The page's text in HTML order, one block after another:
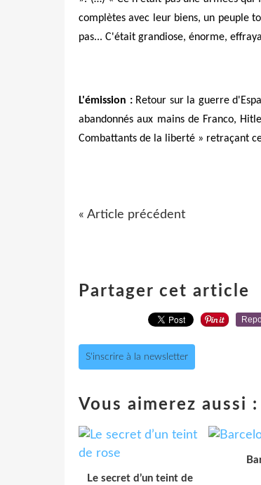
complètes avec leur biens, un peuple
pas... C'était grandiose, énorme,
L'émission : Retour sur la guerre
abandonnés aux mains de Franco,
Combattants de la liberté » retraçant
« Article précédent
Partager cet article
S'inscrire à la newsletter
Vous aimerez aussi :
Le secret d’un teint de